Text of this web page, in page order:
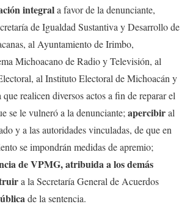
integrala favor de la denunciante,
de Igualdad Sustantiva y Desarrollo de
al Ayuntamiento de Irimbo,
Michoacano de Radio y Televisión, al
al Instituto Electoral de Michoacán y
realicen diversos actos a fin de reparar el
se le vulneró a la denunciante; apercibiral
y a las autoridades vinculadas, de que en
se impondrán medidas de apremio;
de VPMG, atribuida a los demás
a la Secretaría General de Acuerdos
de la sentencia.